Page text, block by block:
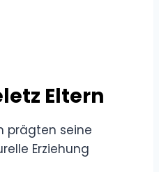
Eltern
prägten seine
Erziehung